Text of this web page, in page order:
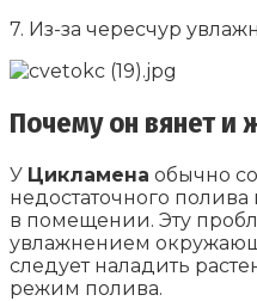
7. Из-за чересчур
Почему он вянет и
У Цикламена обычно
недостаточного
в помещении. Эту
увлажнением
следует наладить
режим полива.